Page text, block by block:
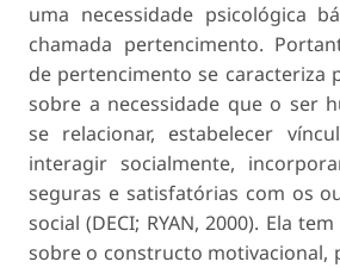
uma necessidade psicológica
chamada pertencimento.
de pertencimento se caracteriza
sobre a necessidade que o ser
se relacionar, estabelecer
interagir socialmente,
seguras e satisfatórias com os
social (DECI; RYAN, 2000). Ela
sobre o constructo motivacional,